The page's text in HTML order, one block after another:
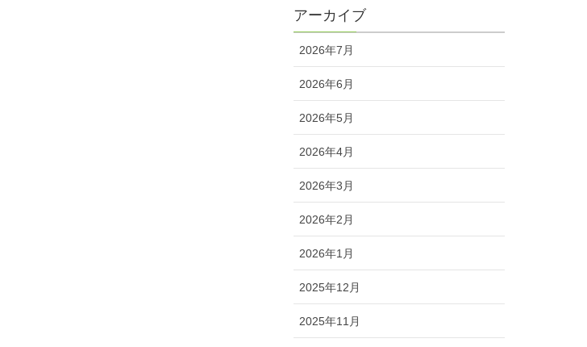
アーカイブ
2026年7月
2026年6月
2026年5月
2026年4月
2026年3月
2026年2月
2026年1月
2025年12月
2025年11月